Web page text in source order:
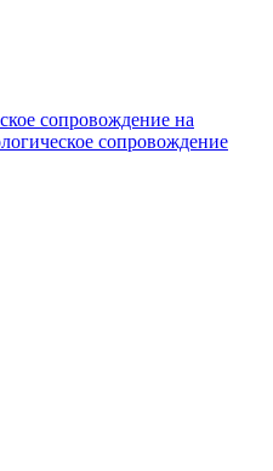
сопровождение на
сопровождение